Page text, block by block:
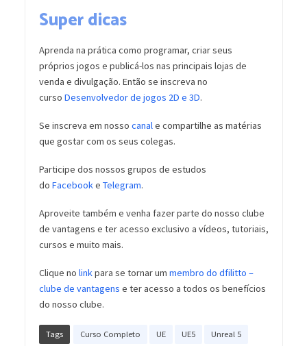
Super dicas
Aprenda na prática como programar, criar seus
próprios jogos e publicá-los nas principais lojas de
venda e divulgação. Então se inscreva no
curso Desenvolvedor de jogos 2D e 3D.
Se inscreva em nosso canale compartilhe as matérias
que gostar com os seus colegas.
Participe dos nossos grupos de estudos
do Facebooke Telegram.
Aproveite também e venha fazer parte do nosso clube
de vantagens e ter acesso exclusivo a vídeos, tutoriais,
cursos e muito mais.
Clique no linkpara se tornar um membro do dfilitto –
clube de vantagens e ter acesso a todos os benefícios
do nosso clube.
Tags Curso Completo UE UE5 Unreal 5